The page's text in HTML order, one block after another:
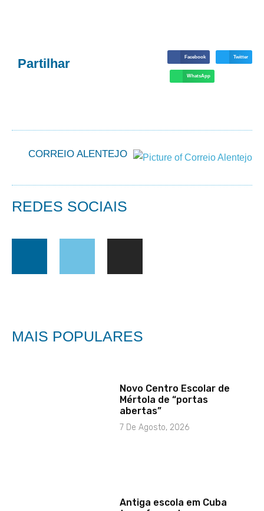
Partilhar Facebook Twitter
WhatsApp
CORREIO ALENTEJO
REDES SOCIAIS
MAIS POPULARES
Novo Centro Escolar de
Mértola de “portas
abertas”
7 De Agosto, 2026
Antiga escola em Cuba